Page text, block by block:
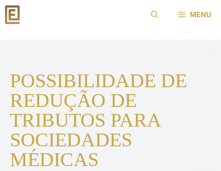
Pular
para
MENU
POSSIBILIDADE DE
REDUÇÃO DE
TRIBUTOS PARA
SOCIEDADES
MÉDICAS